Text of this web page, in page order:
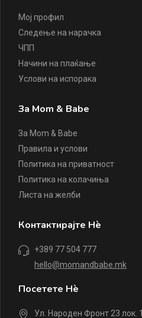
Мој профил
Следење на нарачка
ЧПП
Начини на плаќање
Услови на испорака
За Mom & Babe
За Mom & Babe
Правила и услови
Политика на приватност
Политика на колачиња
Листа на желби
Контактирајте Нè
+389 77 504 777
hello@momandbabe.mk
Посетете Нè
Ул. Народен Фронт 23 лок. 1